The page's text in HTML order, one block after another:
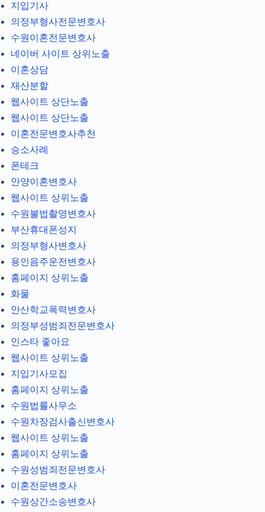
지입기사
의정부형사전문변호사
수원이혼전문변호사
네이버 사이트 상위노출
이혼상담
재산분할
웹사이트 상단노출
웹사이트 상단노출
이혼전문변호사추천
승소사례
폰테크
안양이혼변호사
웹사이트 상위노출
수원불법촬영변호사
부산휴대폰성지
의정부형사변호사
용인음주운전변호사
홈페이지 상위노출
화물
안산학교폭력변호사
의정부성범죄전문변호사
인스타 좋아요
웹사이트 상위노출
지입기사모집
홈페이지 상위노출
수원법률사무소
수원차장검사출신변호사
웹사이트 상위노출
홈페이지 상위노출
수원성범죄전문변호사
이혼전문변호사
수원상간소송변호사